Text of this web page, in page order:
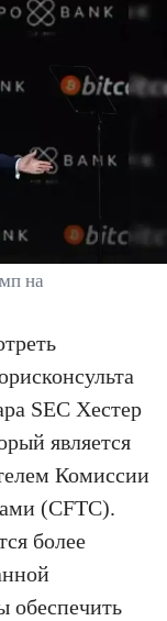
на
SEC Хестер
является
Комиссии
(CFTC).
более
обеспечить